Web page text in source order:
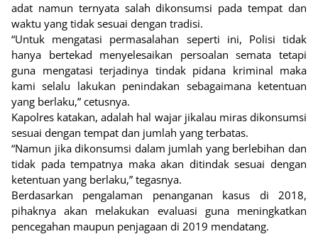
adat namun ternyata salah dikonsumsi pada tempat dan
waktu yang tidak sesuai dengan tradisi.
“Untuk mengatasi permasalahan seperti ini, Polisi tidak
hanya bertekad menyelesaikan persoalan semata tetapi
guna mengatasi terjadinya tindak pidana kriminal maka
kami selalu lakukan penindakan sebagaimana ketentuan
yang berlaku,” cetusnya.
Kapolres katakan, adalah hal wajar jikalau miras dikonsumsi
sesuai dengan tempat dan jumlah yang terbatas.
“Namun jika dikonsumsi dalam jumlah yang berlebihan dan
tidak pada tempatnya maka akan ditindak sesuai dengan
ketentuan yang berlaku,” tegasnya.
Berdasarkan pengalaman penanganan kasus di 2018,
pihaknya akan melakukan evaluasi guna meningkatkan
pencegahan maupun penjagaan di 2019 mendatang.